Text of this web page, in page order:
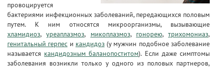
провоцируется
бактериями инфекционных заболеваний, передающихся половым
путем. К ним относятся микроорганизмы, вызывающие
хламидиоз,уреаплазмоз, микоплазмоз, гонорею, трихомониаз,
генитальный герпес и кандидоз(у мужчин подобное заболевание
называется кандидозным баланопоститом). Если даже симптомы
заболевания возникли только у одного из половых партнеров,